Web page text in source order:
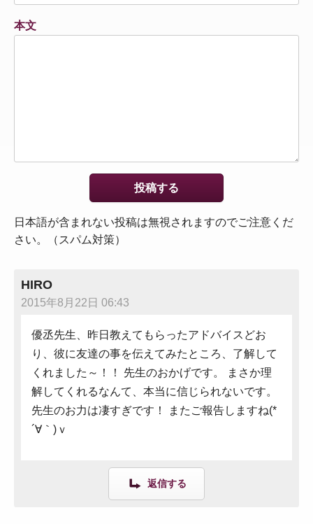
本文
日本語が含まれない投稿は無視されますのでご注意くだ
さい。（スパム対策）
HIRO
2015年8月22日 06:43
優丞先生、昨日教えてもらったアドバイスどお
り、彼に友達の事を伝えてみたところ、了解して
くれました～！！ 先生のおかげです。 まさか理
解してくれるなんて、本当に信じられないです。
先生のお力は凄すぎです！ またご報告しますね(*
´∀｀)ｖ
返信する